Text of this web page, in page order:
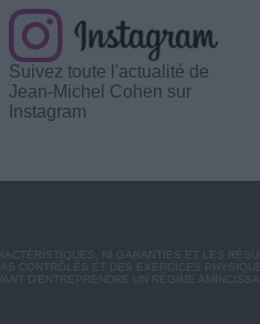
Suivez toute l'actualité de
Jean-Michel Cohen sur
Instagram
NI GARANTIES ET LES
CONTRÔLÉS ET DES EXERCICES
D'ENTREPRENDRE UN RÉGIME